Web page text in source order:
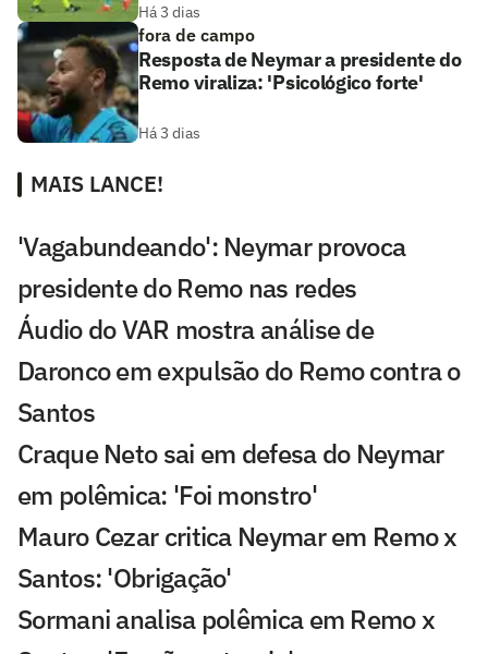
Há 3 dias
fora de campo
Resposta de Neymar a presidente do
Remo viraliza: 'Psicológico forte'
Há 3 dias
MAIS LANCE!
'Vagabundeando': Neymar provoca
presidente do Remo nas redes
Áudio do VAR mostra análise de
Daronco em expulsão do Remo contra o
Santos
Craque Neto sai em defesa do Neymar
em polêmica: 'Foi monstro'
Mauro Cezar critica Neymar em Remo x
Santos: 'Obrigação'
Sormani analisa polêmica em Remo x